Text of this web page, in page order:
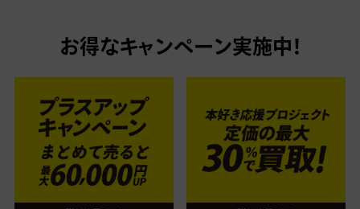
お得なキャンペーン実施中！